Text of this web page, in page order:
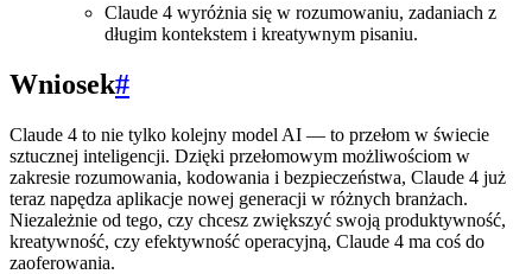
Claude 4 wyróżnia się w rozumowaniu, zadaniach z
długim kontekstem i kreatywnym pisaniu.
Wniosek#
Claude 4 to nie tylko kolejny model AI — to przełom w świecie
sztucznej inteligencji. Dzięki przełomowym możliwościom w
zakresie rozumowania, kodowania i bezpieczeństwa, Claude 4 już
teraz napędza aplikacje nowej generacji w różnych branżach.
Niezależnie od tego, czy chcesz zwiększyć swoją produktywność,
kreatywność, czy efektywność operacyjną, Claude 4 ma coś do
zaoferowania.